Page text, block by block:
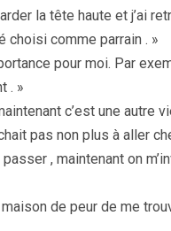
la tête haute et j’ai
choisi comme parrain . »
pour moi. Par
. »
c’est une autre
pas non plus à aller
, maintenant on
de peur de me